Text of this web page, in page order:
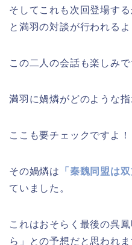
そしてこれも次回登場す
と満羽の対談が行われるよ
この二人の会話も楽しみで
満羽に媧燐がどのような
ここも要チェックですよ！
その媧燐は 「秦魏同盟は
ていました。
これはおそらく最後の呉
ら」との予想だと思われ